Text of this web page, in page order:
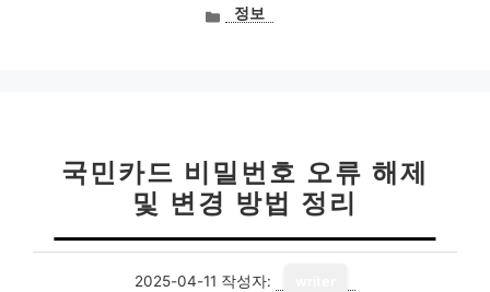
카정보
국민카드 비밀번호 오류 해제
및 변경 방법 정리
2025-04-11 작성자: